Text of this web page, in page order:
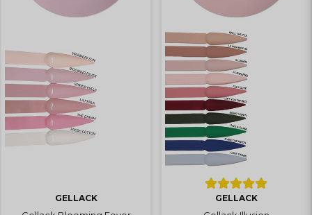
GELLACK GELLACK